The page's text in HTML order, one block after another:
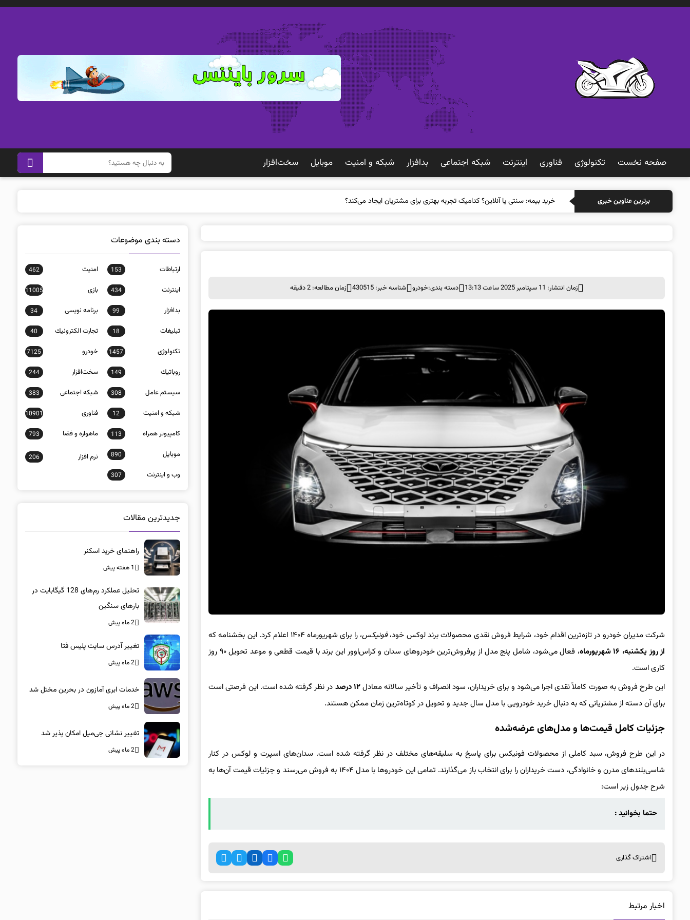
صفحه نخست تکنولوژی فناوری اينترنت شبكه اجتماعی بدافزار شبكه و امنيت موبايل سخت‌افزار
برترین عناوین خبری خرید بیمه: سنتی یا آنلاین؟ کدامیک تجربه بهتری برای مشتریان ایجاد می‌کند؟
زمان انتشار: 11 سپتامبر 2025 ساعت 13:13 دسته بندی:خودرو شناسه خبر: 430515 زمان مطالعه: 2 دقیقه
شرکت مدیران خودرو در تازه‌ترین اقدام خود، شرایط فروش نقدی محصولات برند لوکس خود،فونیکس، را برای شهریورماه ۱۴۰۴ اعلام کرد. این بخشنامه که
از روز یکشنبه، ۱۶ شهریورماه
، فعال می‌شود، شامل پنج مدل از پرفروش‌ترین خودروهای سدان و کراس‌اوور این برند با قیمت قطعی و موعد تحویل ۹۰ روز
کاری است.
این طرح فروش به صورت کاملاً نقدی اجرا می‌شود و برای خریداران، سود انصراف و تأخیر سالانه معادل۱۲ درصد
در نظر گرفته شده است. این فرصتی است
برای آن دسته از مشتریانی که به دنبال خرید خودرویی با مدل سال جدید و تحویل در کوتاه‌ترین زمان ممکن هستند.
جزئیات کامل قیمت‌ها و مدل‌های عرضه‌شده
در این طرح فروش، سبد کاملی از محصولات فونیکس برای پاسخ به سلیقه‌های مختلف در نظر گرفته شده است. سدان‌های اسپرت و لوکس در کنار
شاسی‌بلندهای مدرن و خانوادگی، دست خریداران را برای انتخاب باز می‌گذارند. تمامی این خودروها با مدل ۱۴۰۴ به فروش می‌رسند و جزئیات قیمت آن‌ها به
شرح جدول زیر است:
حتما بخوانید :
اشتراک گذاری
اخبار مرتبط
دسته بندی موضوعات
ارتباطات 153 امنيت 462
اينترنت 434 بازی 11005
بدافزار 99 برنامه نويسی 34
تبلیغات 18 تجارت الكترونيك 40
تکنولوژی 1457 خودرو 7125
روباتيك 149 سخت‌افزار 244
سيستم عامل 308 شبكه اجتماعی 383
شبكه و امنيت 12 فناوری 10901
كامپيوتر همراه 113 ماهواره و فضا 793
موبايل 890 نرم افزار 206
وب و اينترنت 307
جدیدترین مقالات
راهنمای خرید اسکنر
1 هفته پیش
تحلیل عملکرد رم‌های 128 گیگابایت در
بارهای سنگین
2 ماه پیش
تغییر آدرس سایت پلیس فتا
2 ماه پیش
خدمات ابری آمازون در بحرین مختل شد
2 ماه پیش
تغییر نشانی جی‌میل امکان پذیر شد
2 ماه پیش